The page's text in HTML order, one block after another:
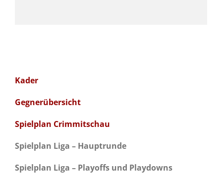
Kader
Gegnerübersicht
Spielplan Crimmitschau
Spielplan Liga – Hauptrunde
Spielplan Liga – Playoffs und Playdowns